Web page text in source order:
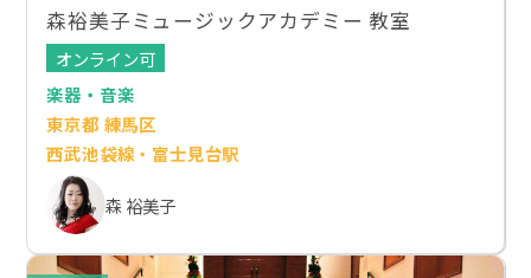
森裕美子ミュージックアカデミー 教室
オンライン可
楽器・音楽
東京都 練馬区
西武池袋線・富士見台駅
森 裕美子